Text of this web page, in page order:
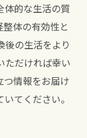
体的な生活の質
体の有効性と
後の生活をより
ただければ幸い
つ情報をお届け
てください。